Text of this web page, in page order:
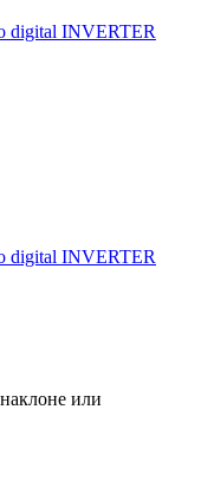
digital INVERTER
digital INVERTER
или